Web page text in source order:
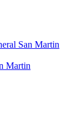
Martin